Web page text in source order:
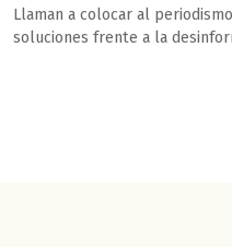
Llaman a colocar al
soluciones frente a la